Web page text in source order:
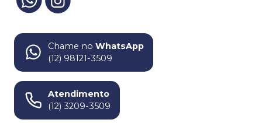
Chame no WhatsApp
(12) 98121-3509
Atendimento
(12) 3209-3509